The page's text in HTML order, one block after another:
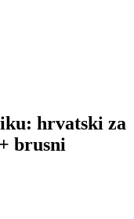
hrvatski za
brusni